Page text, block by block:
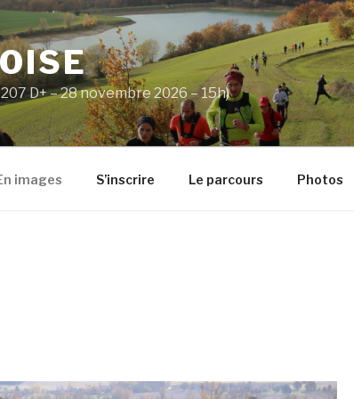
D+ – 28 novembre 2026 – 15h)
images S’inscrire Le parcours Photos